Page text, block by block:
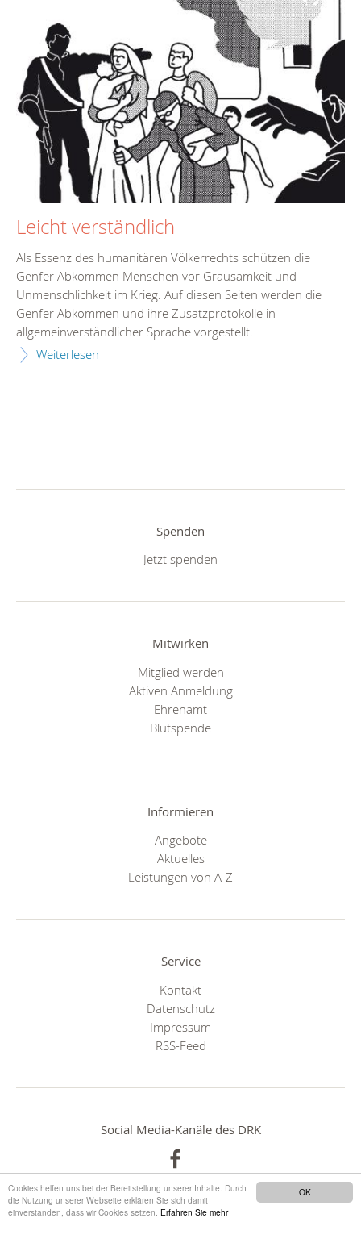
OK
Cookies helfen uns bei der Bereitstellung unserer Inhalte. Durch
die Nutzung unserer Webseite erklären Sie sich damit
einverstanden, dass wir Cookies setzen. Erfahren Sie mehr
Leicht verständlich
Als Essenz des humanitären Völkerrechts schützen die
Genfer Abkommen Menschen vor Grausamkeit und
Unmenschlichkeit im Krieg. Auf diesen Seiten werden die
Genfer Abkommen und ihre Zusatzprotokolle in
allgemeinverständlicher Sprache vorgestellt.
Weiterlesen
Spenden
Jetzt spenden
Mitwirken
Mitglied werden
Aktiven Anmeldung
Ehrenamt
Blutspende
Informieren
Angebote
Aktuelles
Leistungen von A-Z
Service
Kontakt
Datenschutz
Impressum
RSS-Feed
Social Media-Kanäle des DRK